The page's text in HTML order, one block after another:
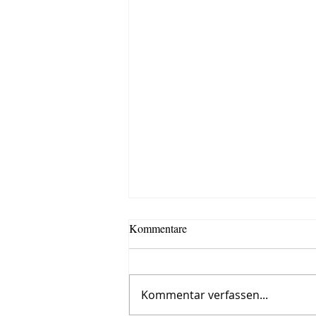
Roman, siebter Tag
Kommentare
Kommentar verfassen...